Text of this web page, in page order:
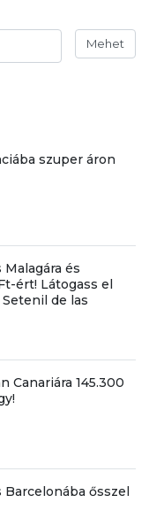
Mehet
szuper áron
és
ért! Látogass el
Setenil de las
Canariára 145.300
ősszel